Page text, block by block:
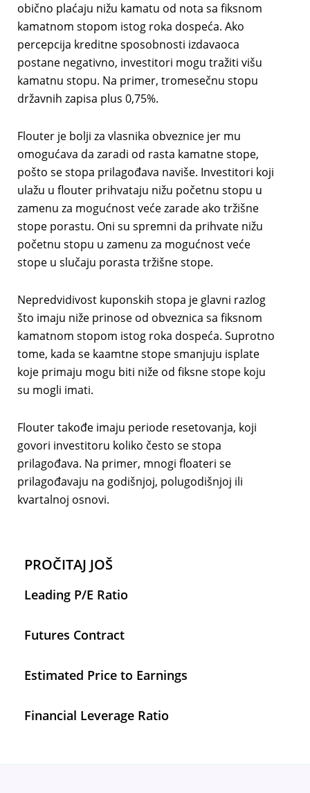
obično plaćaju nižu kamatu od nota sa fiksnom
kamatnom stopom istog roka dospeća. Ako
percepcija kreditne sposobnosti izdavaoca
postane negativno, investitori mogu tražiti višu
kamatnu stopu. Na primer, tromesečnu stopu
državnih zapisa plus 0,75%.
Flouter je bolji za vlasnika obveznice jer mu
omogućava da zaradi od rasta kamatne stope,
pošto se stopa prilagođava naviše. Investitori koji
ulažu u flouter prihvataju nižu početnu stopu u
zamenu za mogućnost veće zarade ako tržišne
stope porastu. Oni su spremni da prihvate nižu
početnu stopu u zamenu za mogućnost veće
stope u slučaju porasta tržišne stope.
Nepredvidivost kuponskih stopa je glavni razlog
što imaju niže prinose od obveznica sa fiksnom
kamatnom stopom istog roka dospeća. Suprotno
tome, kada se kaamtne stope smanjuju isplate
koje primaju mogu biti niže od fiksne stope koju
su mogli imati.
Flouter takođe imaju periode resetovanja, koji
govori investitoru koliko često se stopa
prilagođava. Na primer, mnogi floateri se
prilagođavaju na godišnjoj, polugodišnjoj ili
kvartalnoj osnovi.
PROČITAJ JOŠ
Leading P/E Ratio
Futures Contract
Estimated Price to Earnings
Financial Leverage Ratio